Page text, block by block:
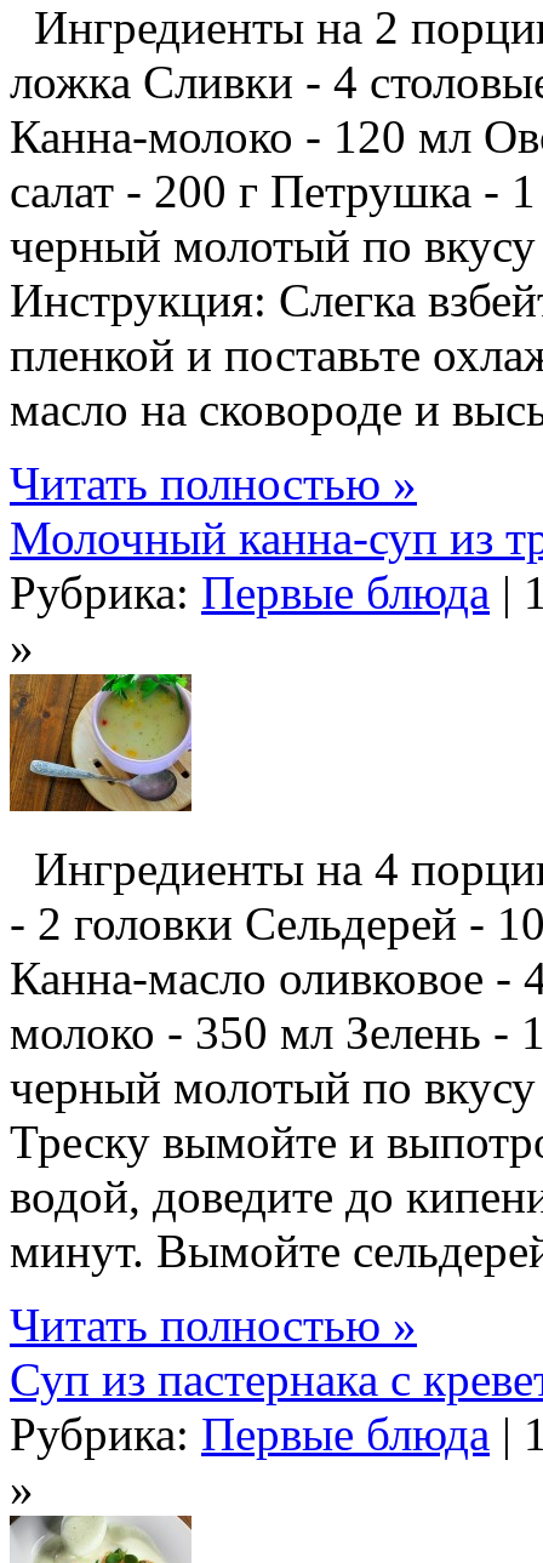
Ингредиенты на 2
ложка Сливки - 4
Канна-молоко - 120 мл
салат - 200 г Петрушка -
черный молотый по
Инструкция: Слегка
пленкой и поставьте
масло на сковороде и
Читать полностью »
Молочный канна-суп из
Рубрика: Первые блюда |
»
Ингредиенты на 4
- 2 головки Сельдерей -
Канна-масло оливковое -
молоко - 350 мл Зелень -
черный молотый по
Треску вымойте и
водой, доведите до
минут. Вымойте
Читать полностью »
Суп из пастернака с
Рубрика: Первые блюда |
»